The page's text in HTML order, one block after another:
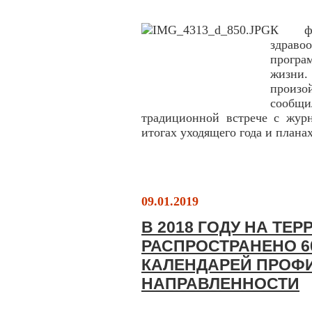
К
жизни.
традиционной встрече с
итогах уходящего года и
09.01.2019
В 2018 ГОДУ НА
РАСПРОСТРАНЕНО
КАЛЕНДАРЕЙ
НАПРАВЛЕННОСТИ